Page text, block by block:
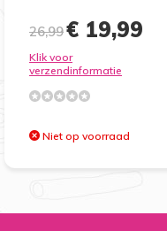
26,99€ 19,99
Klik voor
verzendinformatie
Niet op voorraad